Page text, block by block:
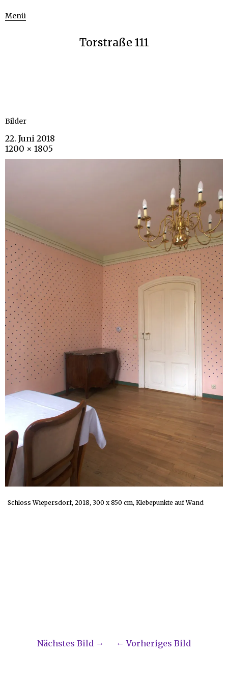
Menü
Torstraße 111
Bilder
22. Juni 2018
1200 × 1805
Schloss Wiepersdorf, 2018, 300 x 850 cm, Klebepunkte auf Wand
Nächstes Bild Vorheriges Bild